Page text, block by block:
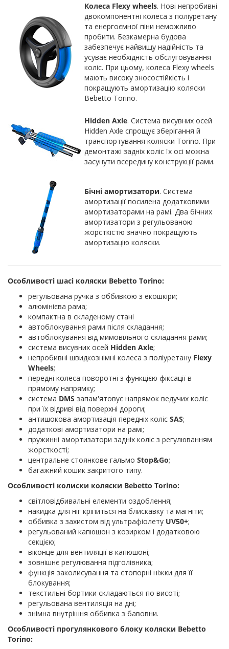
Колеса Flexy wheels. Нові непробивні
двокомпонентні колеса з поліуретану
та енергоємної піни неможливо
пробити. Безкамерна будова
забезпечує найвищу надійність та
усуває необхідність обслуговування
коліс. При цьому, колеса Flexy wheels
мають високу зносостійкість і
покращують амортизацію коляски
Bebetto Torino.
Hidden Axle. Система висувних осей
Hidden Axle спрощує зберігання й
транспортування коляски Torino. При
демонтажі задніх коліс їх осі можна
засунути всередину конструкції рами.
Бічні амортизатори. Система
амортизації посилена додатковими
амортизаторами на рамі. Два бічних
амортизатори з регульованою
жорсткістю значно покращують
амортизацію коляски.
Особливості шасі коляски Bebetto Torino:
регульована ручка з оббивкою з екошкіри;
алюмінієва рама;
компактна в складеному стані
автоблокування рами після складання;
автоблокування від мимовільного складання рами;
система висувних осей Hidden Axle;
непробивні швидкознімні колеса з поліуретану Flexy
Wheels;
передні колеса поворотні з функцією фіксації в
прямому напрямку;
система DMS запам'ятовує напрямок ведучих коліс
при їх відриві від поверхні дороги;
антишокова амортизація передніх коліс SAS;
додаткові амортизатори на рамі;
пружинні амортизатори задніх коліс з регулюванням
жорсткості;
центральне стоянкове гальмо Stop&Go;
багажний кошик закритого типу.
Особливості колиски коляски Bebetto Torino:
світловідбивальні елементи оздоблення;
накидка для ніг кріпиться на блискавку та магніти;
оббивка з захистом від ультрафіолету UV50+;
регульований капюшон з козирком і додатковою
секцією;
віконце для вентиляції в капюшоні;
зовнішнє регулювання підголівника;
функція заколисування та стопорні ніжки для її
блокування;
текстильні бортики складаються по висоті;
регульована вентиляція на дні;
знімна внутрішня оббивка з бавовни.
Особливості прогулянкового блоку коляски Bebetto
Torino: